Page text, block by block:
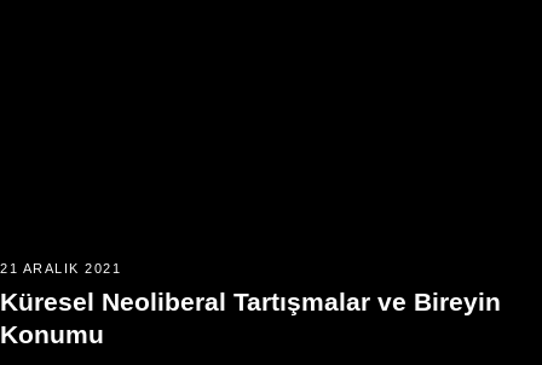
21 ARALIK 2021
Küresel Neoliberal Tartışmalar ve Bireyin
Konumu